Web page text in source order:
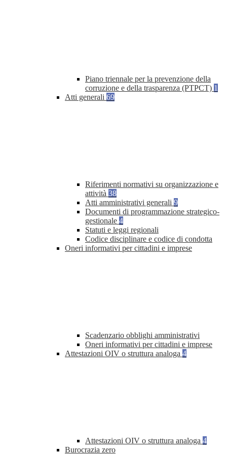
Piano triennale per la prevenzione della
corruzione e della trasparenza (PTPCT) 1
Atti generali 69
Riferimenti normativi su organizzazione e
attività 38
Atti amministrativi generali 9
Documenti di programmazione strategico-
gestionale 4
Statuti e leggi regionali
Codice disciplinare e codice di condotta
Oneri informativi per cittadini e imprese
Scadenzario obblighi amministrativi
Oneri informativi per cittadini e imprese
Attestazioni OIV o struttura analoga 4
Attestazioni OIV o struttura analoga 4
Burocrazia zero